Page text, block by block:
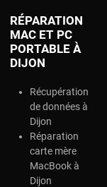
RÉPARATION
MAC ET PC
PORTABLE À
DIJON
Récupération
de données à
Dijon
Réparation
carte mère
MacBook à
Dijon